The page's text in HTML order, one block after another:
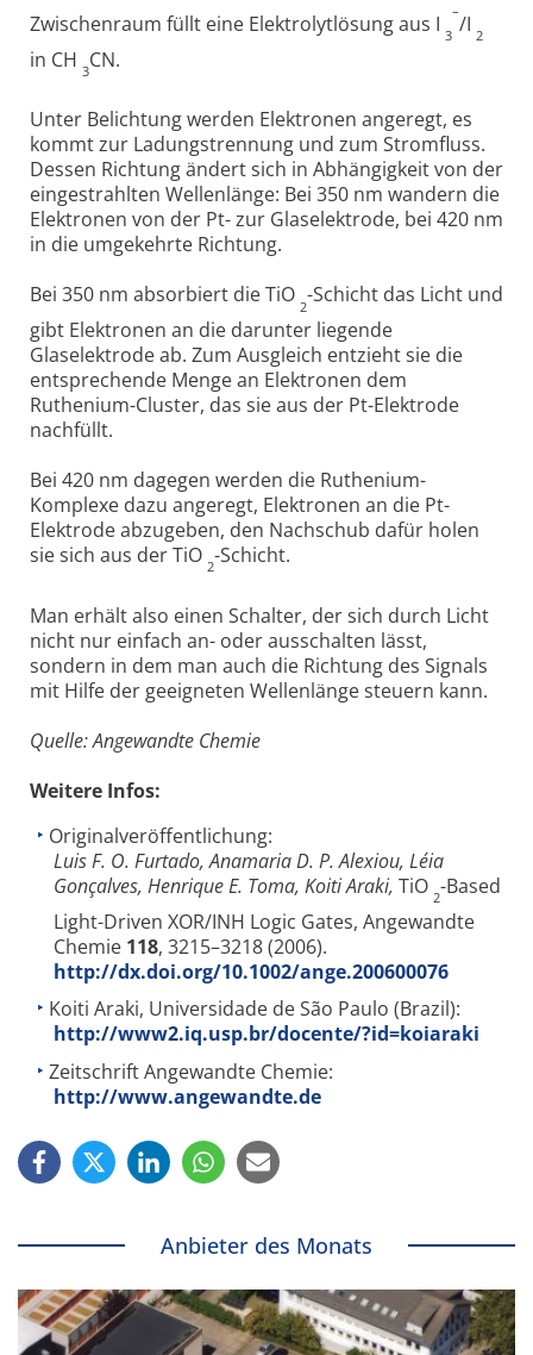
Zwischenraum füllt eine Elektrolytlösung aus I 3
–/I 2
in CH 3CN.
Unter Belichtung werden Elektronen angeregt, es
kommt zur Ladungstrennung und zum Stromfluss.
Dessen Richtung ändert sich in Abhängigkeit von der
eingestrahlten Wellenlänge: Bei 350 nm wandern die
Elektronen von der Pt- zur Glaselektrode, bei 420 nm
in die umgekehrte Richtung.
Bei 350 nm absorbiert die TiO 2-Schicht das Licht und
gibt Elektronen an die darunter liegende
Glaselektrode ab. Zum Ausgleich entzieht sie die
entsprechende Menge an Elektronen dem
Ruthenium-Cluster, das sie aus der Pt-Elektrode
nachfüllt.
Bei 420 nm dagegen werden die Ruthenium-
Komplexe dazu angeregt, Elektronen an die Pt-
Elektrode abzugeben, den Nachschub dafür holen
sie sich aus der TiO 2-Schicht.
Man erhält also einen Schalter, der sich durch Licht
nicht nur einfach an- oder ausschalten lässt,
sondern in dem man auch die Richtung des Signals
mit Hilfe der geeigneten Wellenlänge steuern kann.
Quelle: Angewandte Chemie
Weitere Infos:
Originalveröffentlichung:
Luis F. O. Furtado, Anamaria D. P. Alexiou, Léia
Gonçalves, Henrique E. Toma, Koiti Araki, TiO 2-Based
Light-Driven XOR/INH Logic Gates, Angewandte
Chemie 118, 3215–3218 (2006).
http://dx.doi.org/10.1002/ange.200600076
Koiti Araki, Universidade de São Paulo (Brazil):
http://www2.iq.usp.br/docente/?id=koiaraki
Zeitschrift Angewandte Chemie:
http://www.angewandte.de
Anbieter des Monats